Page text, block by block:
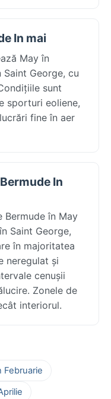
In mai
May în
Saint George, cu
sunt
sporturi eoliene,
fine în aer
In
Bermude în May
Saint George,
în majoritatea
neregulat și
cenușii
Zonele de
interiorul.
Februarie